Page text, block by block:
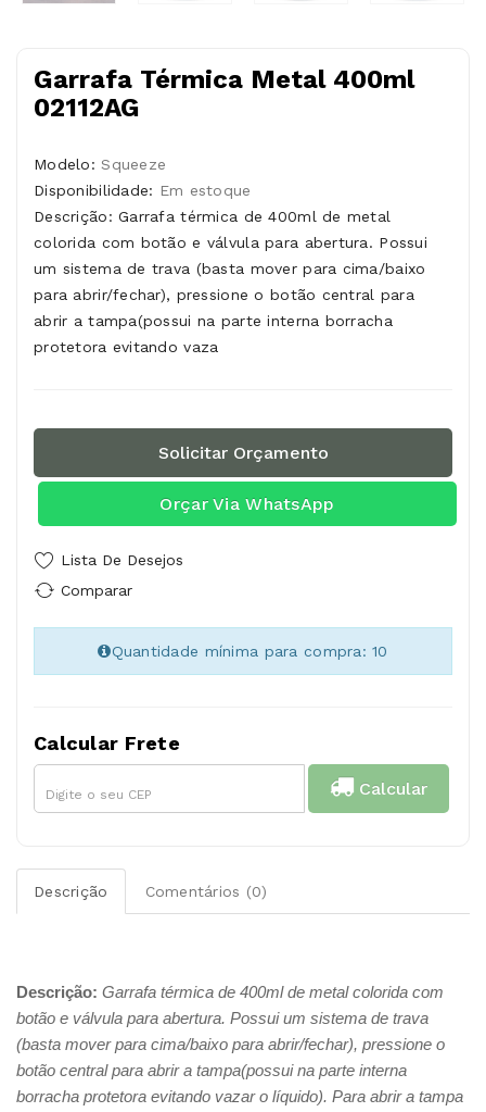
Garrafa Térmica Metal 400ml
02112AG
Modelo:Squeeze
Disponibilidade: Em estoque
Descrição: Garrafa térmica de 400ml de metal
colorida com botão e válvula para abertura. Possui
um sistema de trava (basta mover para cima/baixo
para abrir/fechar), pressione o botão central para
abrir a tampa(possui na parte interna borracha
protetora evitando vaza
Solicitar Orçamento
Orçar Via WhatsApp
Lista De Desejos
Comparar
Quantidade mínima para compra: 10
Calcular Frete
Calcular
Descrição Comentários (0)
Descrição: Garrafa térmica de 400ml de metal colorida com
botão e válvula para abertura. Possui um sistema de trava
(basta mover para cima/baixo para abrir/fechar), pressione o
botão central para abrir a tampa(possui na parte interna
borracha protetora evitando vazar o líquido). Para abrir a tampa